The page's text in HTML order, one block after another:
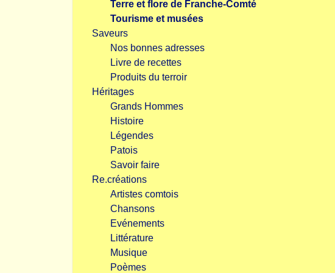
Terre et flore de Franche-Comté
Tourisme et musées
Saveurs
Nos bonnes adresses
Livre de recettes
Produits du terroir
Héritages
Grands Hommes
Histoire
Légendes
Patois
Savoir faire
Re.créations
Artistes comtois
Chansons
Evénements
Littérature
Musique
Poèmes